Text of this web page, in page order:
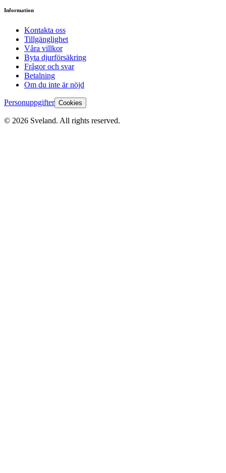
Information
Kontakta oss
Tillgänglighet
Våra villkor
Byta djurförsäkring
Frågor och svar
Betalning
Om du inte är nöjd
Personuppgifter Cookies
© 2026 Sveland. All rights reserved.